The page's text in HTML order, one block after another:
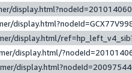
display.html?nodeId=201014060
display.html/
display.html/